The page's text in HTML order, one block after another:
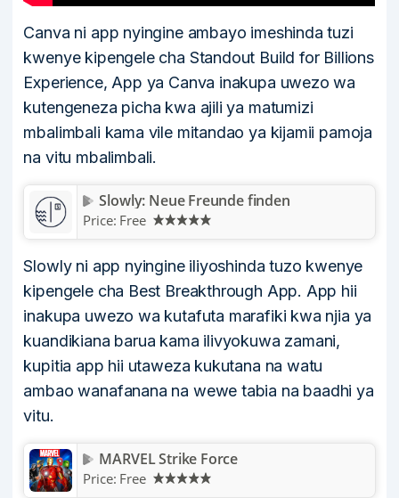
Canva ni app nyingine ambayo imeshinda tuzi
kwenye kipengele cha Standout Build for Billions
Experience, App ya Canva inakupa uwezo wa
kutengeneza picha kwa ajili ya matumizi
mbalimbali kama vile mitandao ya kijamii pamoja
na vitu mbalimbali.
Slowly: Neue Freunde finden
Price: Free
Slowly ni app nyingine iliyoshinda tuzo kwenye
kipengele cha Best Breakthrough App. App hii
inakupa uwezo wa kutafuta marafiki kwa njia ya
kuandikiana barua kama ilivyokuwa zamani,
kupitia app hii utaweza kukutana na watu
ambao wanafanana na wewe tabia na baadhi ya
vitu.
MARVEL Strike Force
Price: Free